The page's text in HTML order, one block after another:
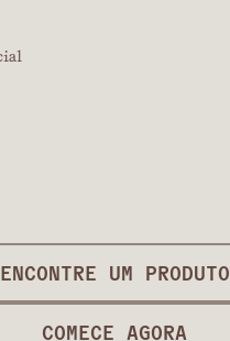
ENCONTRE UM PRODUTO
COMECE AGORA